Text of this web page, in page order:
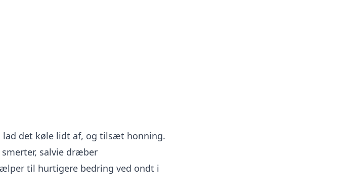
det køle lidt af, og tilsæt honning.
salvie dræber
til hurtigere bedring ved ondt i